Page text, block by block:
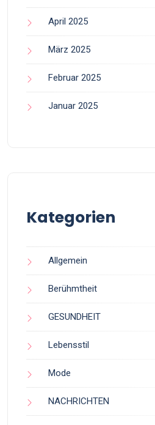
April 2025
März 2025
Februar 2025
Januar 2025
Kategorien
Allgemein
Berühmtheit
GESUNDHEIT
Lebensstil
Mode
NACHRICHTEN